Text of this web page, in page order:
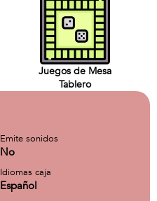
Juegos de Mesa
Tablero
Emite sonidos
No
Idiomas caja
Español